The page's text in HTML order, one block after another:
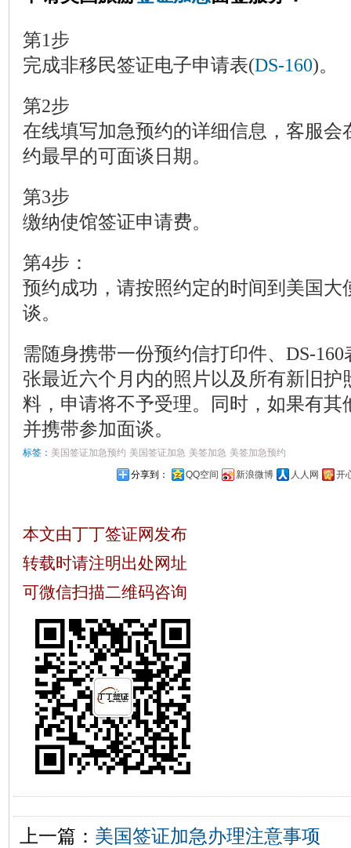
第1步
完成非移民签证电子申请表(DS-160)。
第2步
在线填写加急预约的详细信息，客服会
约最早的可面谈日期。
第3步
缴纳使馆签证申请费。
第4步：
预约成功，请按照约定的时间到美国大
谈。
需随身携带一份预约信打印件、DS-
张最近六个月内的照片以及所有新旧护
料，申请将不予受理。同时，如果有其
并携带参加面谈。
标签： 美国签证加急预约 美国签证加急 美签加急 美签加急预约
分享到：
QQ空间 新浪微博 人人网 开
本文由丁丁签证网发布
转载时请注明出处网址
可微信扫描二维码咨询
上一篇： 美国签证加急办理注意事项